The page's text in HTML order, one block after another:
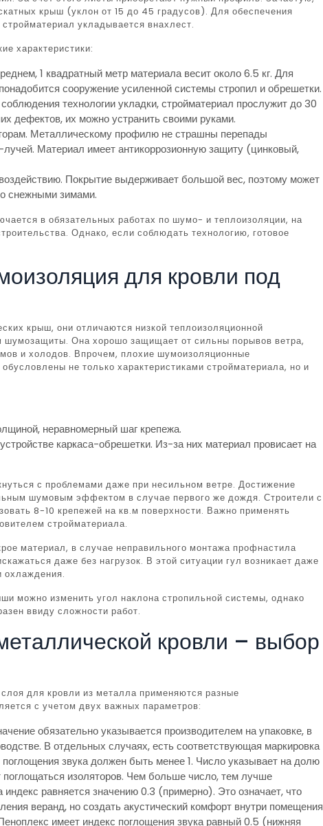
крыш (уклон от 15 до 45 градусов). Для обеспечения
укладывается внахлест.
характеристики:
1 квадратный метр материала весит около 6.5 кг. Для
сооружение усиленной системы стропил и обрешетки.
технологии укладки, стройматериал прослужит до 30
дефектов, их можно устранить своими руками.
Металлическому профилю не страшны перепады
Материал имеет антикоррозионную защиту (цинковый,
Покрытие выдерживает большой вес, поэтому может
снежными зимами.
в обязательных работах по шумо- и теплоизоляции, на
Однако, если соблюдать технологию, готовое
для кровли под
крыш, они отличаются низкой теплоизоляционной
шумозащиты. Она хорошо защищает от сильны порывов ветра,
и холодов. Впрочем, плохие шумоизоляционные
обусловлены не только характеристиками стройматериала, но и
неравномерный шаг крепежа.
каркаса-обрешетки. Из-за них материал провисает на
с проблемами даже при несильном ветре. Достижение
шумовым эффектом в случае первого же дождя. Строители с
8-10 крепежей на кв.м поверхности. Важно применять
стройматериала.
материал, в случае неправильного монтажа профнастила
даже без нагрузок. В этой ситуации гул возникает даже
охлаждения.
можно изменить угол наклона стропильной системы, однако
ввиду сложности работ.
кровли – выбор
для кровли из металла применяются разные
с учетом двух важных параметров:
обязательно указывается производителем на упаковке, в
В отдельных случаях, есть соответствующая маркировка
звука должен быть менее 1. Число указывает на долю
поглощаться изоляторов. Чем больше число, тем лучше
индекс равняется значению 0.3 (примерно). Это означает, что
веранд, но создать акустический комфорт внутри помещения
имеет индекс поглощения звука равный 0.5 (нижняя